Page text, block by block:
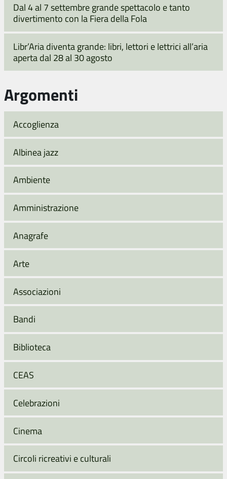
Dal 4 al 7 settembre grande spettacolo e tanto
divertimento con la Fiera della Fola
Libr’Aria diventa grande: libri, lettori e lettrici all’aria
aperta dal 28 al 30 agosto
Argomenti
Accoglienza
Albinea jazz
Ambiente
Amministrazione
Anagrafe
Arte
Associazioni
Bandi
Biblioteca
CEAS
Celebrazioni
Cinema
Circoli ricreativi e culturali